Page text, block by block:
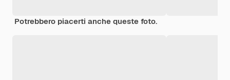
Potrebbero piacerti anche queste foto.